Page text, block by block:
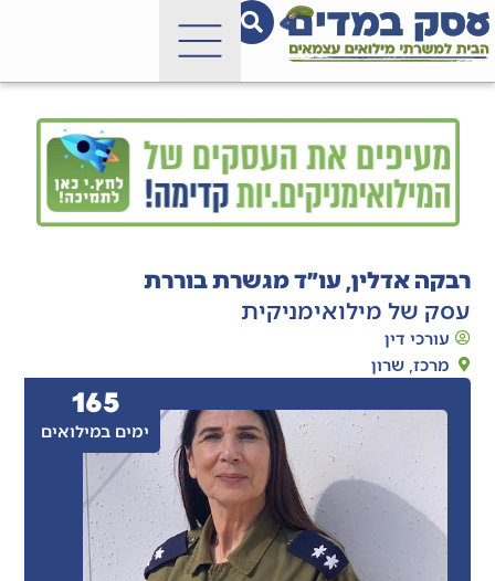
רבקה אדלין, עו״ד מגשרת בוררת
עסק של מילואימניקית
עורכי דין
מרכז ,שרון
ימים במילואים
165